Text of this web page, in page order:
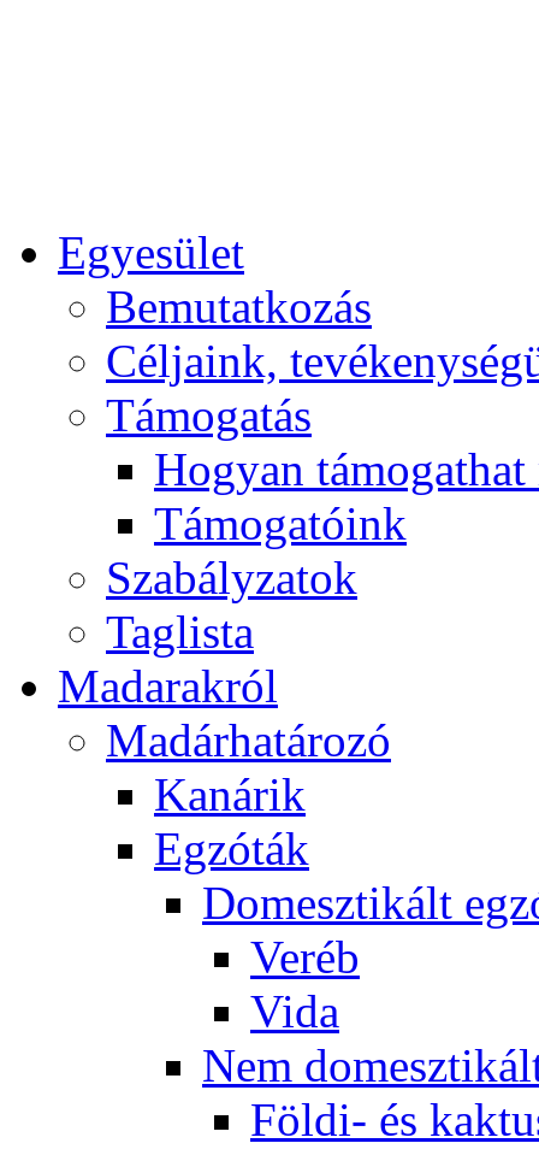
Egyesület
Bemutatkozás
Céljaink,
Támogatás
Hogyan
Támogatóink
Szabályzatok
Taglista
Madarakról
Madárhatározó
Kanárik
Egzóták
Domesztikált
Veréb
Vida
Nem
Földi- és